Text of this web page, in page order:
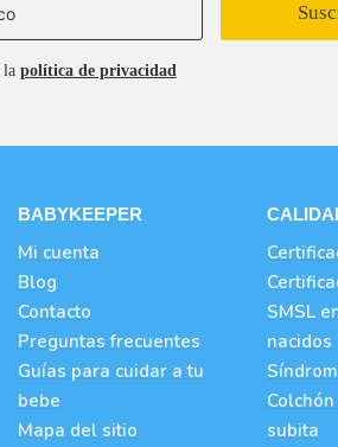
la política de privacidad
BABYKEEPER
Mi cuenta
Blog
Contacto
Preguntas frecuentes
Guías para cuidar a tu
bebe
Mapa del sitio
SMSL
nacidos
subita